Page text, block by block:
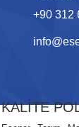
+90 312
KALİTE